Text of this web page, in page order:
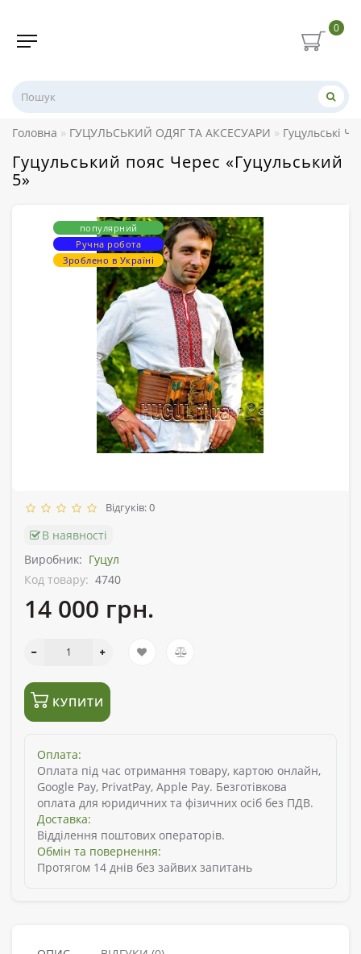
0
Головна ГУЦУЛЬСЬКИЙ ОДЯГ ТА АКСЕСУАРИ Гуцульські
Гуцульський пояс Черес «Гуцульський
5»
популярний
Ручна робота
Зроблено в Україні
Відгуків: 0
В наявності
Виробник: Гуцул
Код товару: 4740
14 000 грн.
КУПИТИ
Оплата:
Оплата під час отримання товару, картою онлайн,
Google Pay, PrivatPay, Apple Pay. Безготівкова
оплата для юридичних та фізичних осіб без ПДВ.
Доставка:
Відділення поштових операторів.
Обмін та повернення:
Протягом 14 днів без зайвих запитань